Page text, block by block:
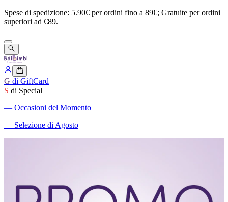
Spese di spedizione: 5.90€ perordini fino a 89€; Gratuite perordini
superiori ad €89.
G di GiftCard
S di Special
― Occasioni del Momento
― Selezione di Agosto